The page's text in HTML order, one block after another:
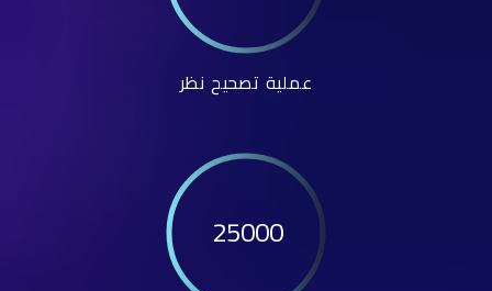
عملية تصحيح نظر
25000